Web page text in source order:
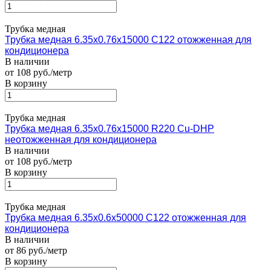
Трубка медная
Трубка медная 6.35х0.76х15000 С122 отожженная для
кондиционера
В наличии
от 108 руб./метр
В корзину
Трубка медная
Трубка медная 6.35х0.76х15000 R220 Cu-DHP
неотожженная для кондиционера
В наличии
от 108 руб./метр
В корзину
Трубка медная
Трубка медная 6.35х0.6х50000 С122 отожженная для
кондиционера
В наличии
от 86 руб./метр
В корзину